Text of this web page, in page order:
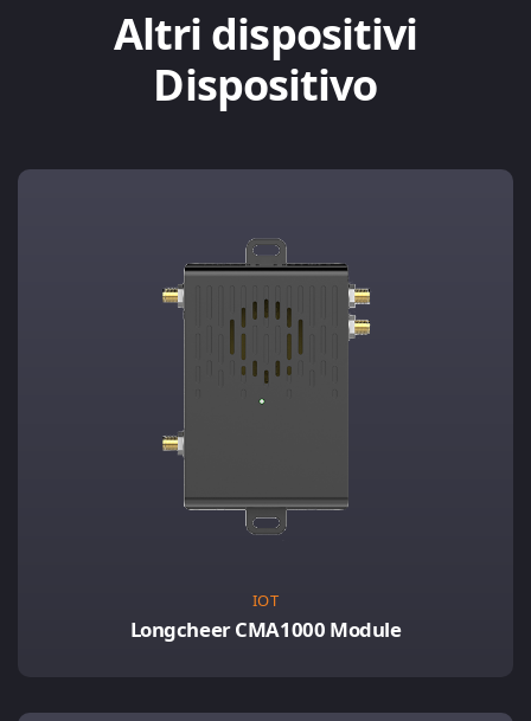
Altri dispositivi
Dispositivo
IOT
Longcheer CMA1000 Module